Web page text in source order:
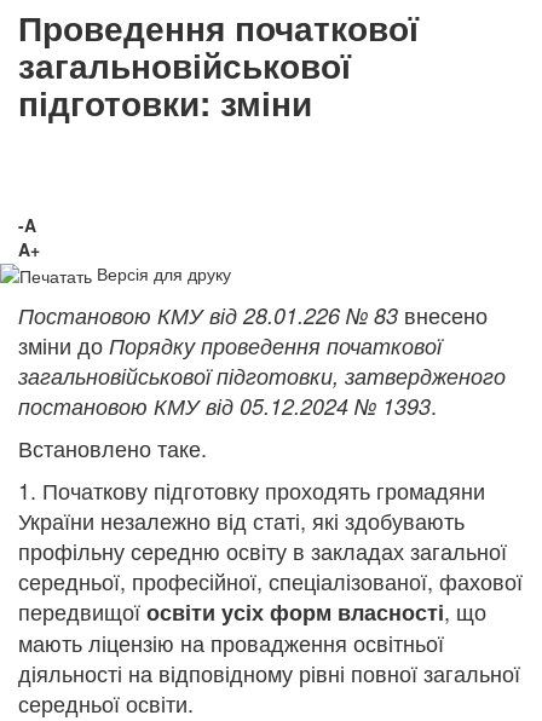
Проведення початкової
загальновійськової
підготовки: зміни
-A
A+
Версія для друку
Постановою КМУ від 28.01.226 № 83 внесено
зміни до Порядку проведення початкової
загальновійськової підготовки, затвердженого
постановою КМУ від 05.12.2024 № 1393.
Встановлено таке.
1. Початкову підготовку проходять громадяни
України незалежно від статі, які здобувають
профільну середню освіту в закладах загальної
середньої, професійної, спеціалізованої, фахової
передвищоїосвіти усіх форм власності, що
мають ліцензію на провадження освітньої
діяльності на відповідному рівні повної загальної
середньої освіти.